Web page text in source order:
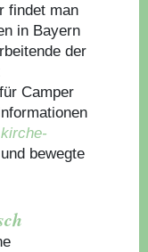
findet man
in Bayern
der
Camper
und bewegte